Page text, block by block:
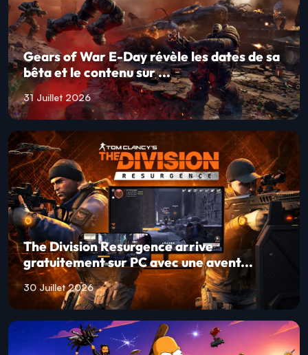
Gears of War E-Day révèle les dates de sa
bêta et le contenu sur ...
31 Juillet 2026
The Division Resurgence arrive
gratuitement sur PC avec une avent...
30 Juillet 2026